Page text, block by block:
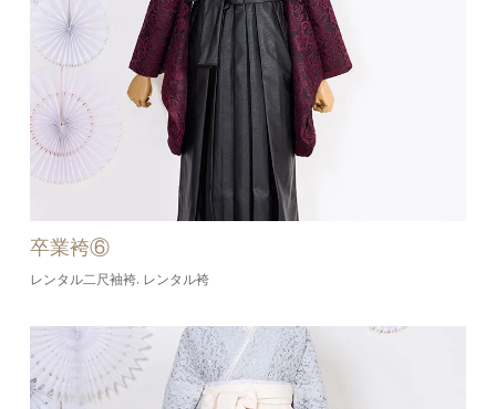
卒業袴⑥
レンタル二尺袖袴 レンタル袴